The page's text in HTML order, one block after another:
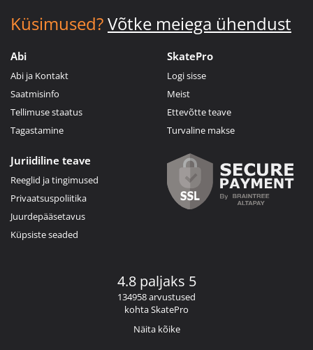
Küsimused?Võtke meiega ühendust
Abi
Abi ja Kontakt
Saatmisinfo
Tellimuse staatus
Tagastamine
SkatePro
Logi sisse
Meist
Ettevõtte teave
Turvaline makse
Juriidiline teave
Reeglid ja tingimused
Privaatsuspoliitika
Juurdepääsetavus
Küpsiste seaded
4.8 paljaks 5
134958 arvustused
kohta SkatePro
Näita kõike